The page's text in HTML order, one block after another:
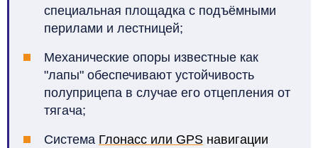
специальная площадка с подъёмными
перилами и лестницей;
Механические опоры известные как
"лапы" обеспечивают устойчивость
полуприцепа в случае его отцепления от
тягача;
Система Глонасс или GPS навигации